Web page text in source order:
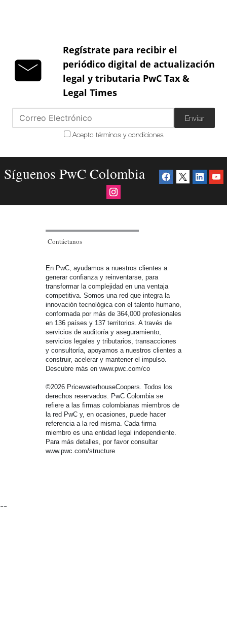
Regístrate para recibir el
periódico digital de actualización
legal y tributaria PwC Tax &
Legal Times
Enviar
Acepto términos y condiciones
Síguenos PwC Colombia
Contáctanos
En PwC, ayudamos a nuestros clientes a
generar confianza y reinventarse, para
transformar la complejidad en una ventaja
competitiva. Somos una red que integra la
innovación tecnológica con el talento humano,
conformada por más de 364,000 profesionales
en 136 países y 137 territorios. A través de
servicios de auditoría y aseguramiento,
servicios legales y tributarios, transacciones
y consultoría, apoyamos a nuestros clientes a
construir, acelerar y mantener el impulso.
Descubre más en www.pwc.com/co
©2026 PricewaterhouseCoopers. Todos los
derechos reservados. PwC Colombia se
refiere a las firmas colombianas miembros de
la red PwC y, en ocasiones, puede hacer
referencia a la red misma. Cada firma
miembro es una entidad legal independiente.
Para más detalles, por favor consultar
www.pwc.com/structure
--